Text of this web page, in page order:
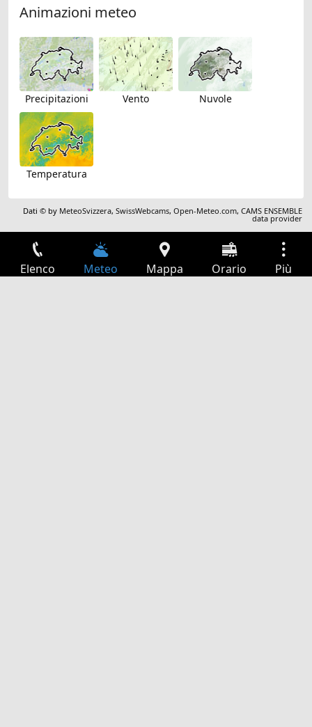
Animazioni meteo
Precipitazioni Vento Nuvole
Temperatura
Dati © by MeteoSvizzera,SwissWebcams,Open-Meteo.com,CAMS ENSEMBLE
data provider
Elenco Meteo Mappa Orario Più